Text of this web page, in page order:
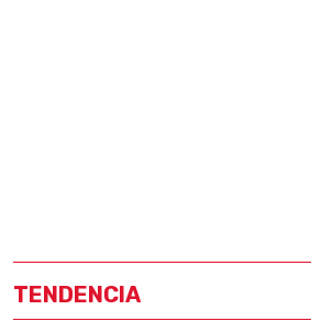
TENDENCIA